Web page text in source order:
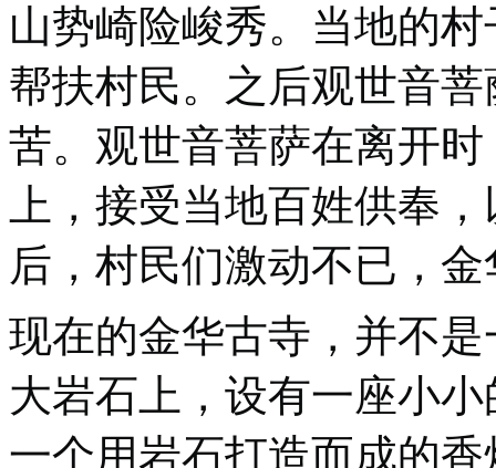
山势崎险峻秀。当地的
帮扶村民。之后观世音
苦。观世音菩萨在离开
上，接受当地百姓供奉
后，村民们激动不已，
现在的金华古寺，并不
大岩石上，设有一座小
一个用岩石打造而成的